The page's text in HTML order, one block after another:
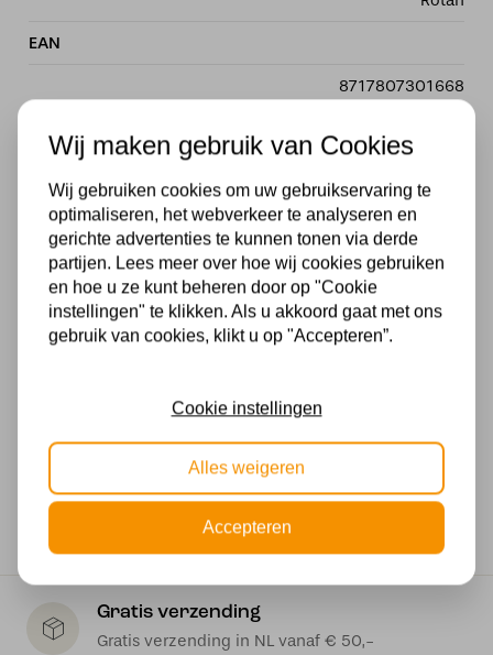
EAN
8717807301668
Merk
Light & Living lampen
Dimbaar
Ja, in combinatie met een externe dimmer
1*40W
Gratis verzending
Gratis verzending in NL vanaf € 50,-
Wij maken gebruik van Cookies
Wij gebruiken cookies om uw gebruikservaring te
optimaliseren, het webverkeer te analyseren en
gerichte advertenties te kunnen tonen via derde
partijen. Lees meer over hoe wij cookies gebruiken
en hoe u ze kunt beheren door op "Cookie
instellingen" te klikken. Als u akkoord gaat met ons
gebruik van cookies, klikt u op "Accepteren”.
Cookie instellingen
Alles weigeren
Accepteren